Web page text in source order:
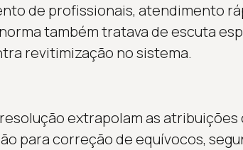
de profissionais, atendimento
também tratava de escuta
revitimização no sistema.
extrapolam as atribuições
para correção de equívocos,